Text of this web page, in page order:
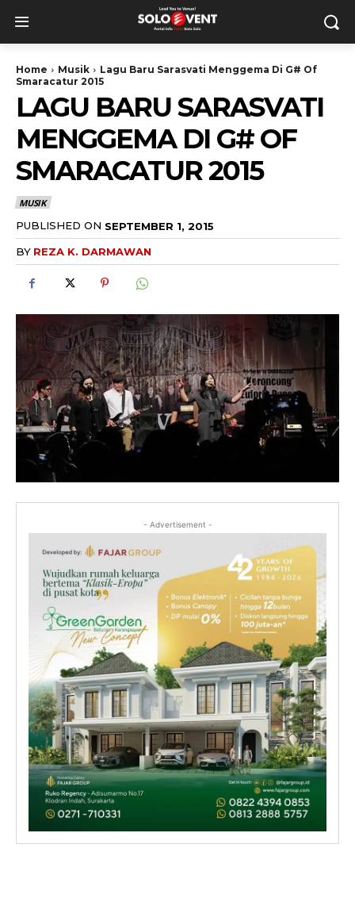
Home Musik
Lagu Baru Sarasvati Menggema Di G# Of
Smaracatur 2015
LAGU BARU SARASVATI
MENGGEMA DI G# OF
SMARACATUR 2015
MUSIK
PUBLISHED ON SEPTEMBER 1, 2015
BY REZA K. DARMAWAN
- Advertisement -